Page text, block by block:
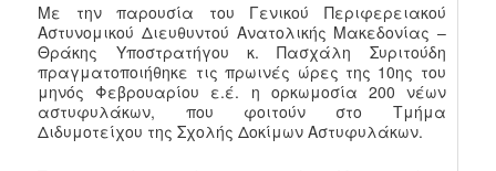
Με την παρουσία του Γενικού Περιφερειακού
Αστυνομικού Διευθυντού Ανατολικής Μακεδονίας –
Θράκης Υποστρατήγου κ. Πασχάλη Συριτούδη
πραγματοποιήθηκε τις πρωινές ώρες της 10ης του
μηνός Φεβρουαρίου ε.έ. η ορκωμοσία 200 νέων
αστυφυλάκων, που φοιτούν στο Τμήμα
Διδυμοτείχου της Σχολής ΔοκίμωνΑστυφυλάκων.